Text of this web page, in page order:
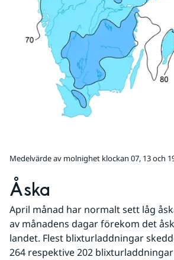
Medelvärde av molnighet klockan 07, 13 och
Åska
April månad har normalt sett låg
av månadens dagar förekom det
landet. Flest blixturladdningar
264 respektive 202